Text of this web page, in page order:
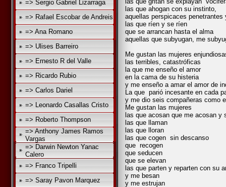
=> Sergio Gabriel Lizarraga
=> Rafael Escobar de Andreis
=> Ana Romano
=> Ulises Barreiro
=> Ernesto R del Valle
=> Ricardo Rubio
=> Carlos Dariel
=> Leonardo Casallas Cristo
=> Roberto Thompson
=> Anthony James Ramos
Vargas
=> Darwin Newton Yanac
Calero
=> Franco Tripelli
=> Saray Pavon Marquez
las que ahogan con su instinto,
aquellas perspicaces penetrantes
las que ríen y se ríen
que se arrancan hasta el alma
aquellas que subyugan, me
Me gustan las mujeres
las terribles, catastróficas
la que me enseño el amor
en la cama de su histeria
y me enseño a amar el amor de
La que parió incesante en cada
y me dio seis compañeras como
Me gustan las mujeres
las que acosan que me acosan y
las que llaman
las que lloran
las que cogen sin descanso
que recogen
que seducen
que se elevan
las que parten y reparten con su
y me besan
y me estrujan